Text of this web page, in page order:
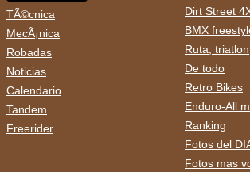
TÃ©cnica
MecÃ¡nica
Robadas
Noticias
Calendario
Tandem
Freerider
Dirt Street
BMX
Ruta, triatlon
De todo
Retro Bikes
Enduro-All
Ranking
Fotos del
Fotos mas